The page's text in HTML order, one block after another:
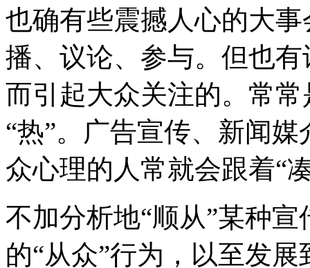
也确有些震撼人心的大
播、议论、参与。但也
而引起大众关注的。常
“热”。广告宣传、新闻
众心理的人常就会跟着“
不加分析地“顺从”某种
的“从众”行为，以至发